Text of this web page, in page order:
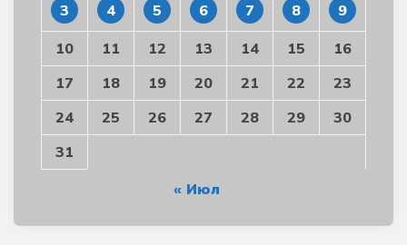
3 4 5 6 7 8 9
10 11 12 13 14 15
16
17
18 19 20 21 22
23
24
25 26 27 28 29
30
31
« Июл